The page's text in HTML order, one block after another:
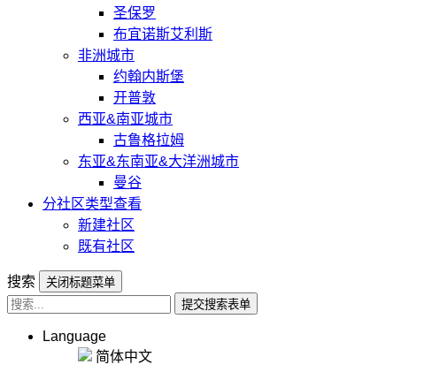
圣保罗
布宜诺斯艾利斯
非洲城市
约翰内斯堡
开普敦
西亚&南亚城市
古鲁格拉姆
东亚&东南亚&大洋洲城市
曼谷
分社区类型查看
新建社区
既有社区
搜索
关闭标题菜单
提交搜索表单
Language
简体中文